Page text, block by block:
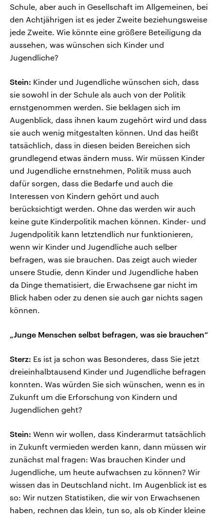
Schule, aber auch in Gesellschaft im Allgemeinen, bei
den Achtjährigen ist es jeder Zweite beziehungsweise
jede Zweite. Wie könnte eine größere Beteiligung da
aussehen, was wünschen sich Kinder und
Jugendliche?
Stein: Kinder und Jugendliche wünschen sich, dass
sie sowohl in der Schule als auch von der Politik
ernstgenommen werden. Sie beklagen sich im
Augenblick, dass ihnen kaum zugehört wird und dass
sie auch wenig mitgestalten können. Und das heißt
tatsächlich, dass in diesen beiden Bereichen sich
grundlegend etwas ändern muss. Wir müssen Kinder
und Jugendliche ernstnehmen, Politik muss auch
dafür sorgen, dass die Bedarfe und auch die
Interessen von Kindern gehört und auch
berücksichtigt werden. Ohne das werden wir auch
keine gute Kinderpolitik machen können. Kinder- und
Jugendpolitik kann letztendlich nur funktionieren,
wenn wir Kinder und Jugendliche auch selber
befragen, was sie brauchen. Das zeigt auch wieder
unsere Studie, denn Kinder und Jugendliche haben
da Dinge thematisiert, die Erwachsene gar nicht im
Blick haben oder zu denen sie auch gar nichts sagen
können.
„Junge Menschen selbst befragen, was sie brauchen“
Sterz: Es ist ja schon was Besonderes, dass Sie jetzt
dreieinhalbtausend Kinder und Jugendliche befragen
konnten. Was würden Sie sich wünschen, wenn es in
Zukunft um die Erforschung von Kindern und
Jugendlichen geht?
Stein: Wenn wir wollen, dass Kinderarmut tatsächlich
in Zukunft vermieden werden kann, dann müssen wir
zunächst mal fragen: Was brauchen Kinder und
Jugendliche, um heute aufwachsen zu können? Wir
wissen das in Deutschland nicht. Im Augenblick ist es
so: Wir nutzen Statistiken, die wir von Erwachsenen
haben, rechnen das klein, tun so, als ob Kinder kleine